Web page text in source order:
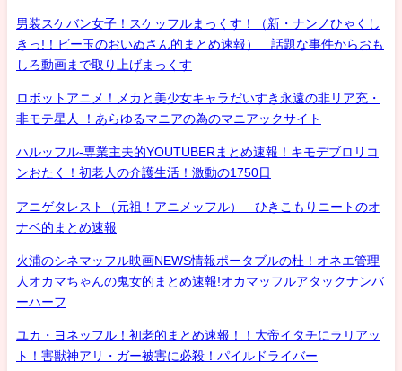
男装スケバン女子！スケッフルまっくす！（新・ナンノひゃくし
きっ!！ビー玉のおいぬさん的まとめ速報） 話題な事件からおも
しろ動画まで取り上げまっくす
ロボットアニメ！メカと美少女キャラだいすき永遠の非リア充・
非モテ星人 ！あらゆるマニアの為のマニアックサイト
ハルッフル-専業主夫的YOUTUBERまとめ速報！キモデブロリコ
ンおたく！初老人の介護生活！激動の1750日
アニゲタレスト（元祖！アニメッフル） ひきこもりニートのオ
ナベ的まとめ速報
火浦のシネマッフル映画NEWS情報ポータブルの杜！オネエ管理
人オカマちゃんの鬼女的まとめ速報!オカマッフルアタックナンバ
ーハーフ
ユカ・ヨネッフル！初老的まとめ速報！！大帝イタチにラリアッ
ト！害獣神アリ・ガー被害に必殺！パイルドライバー